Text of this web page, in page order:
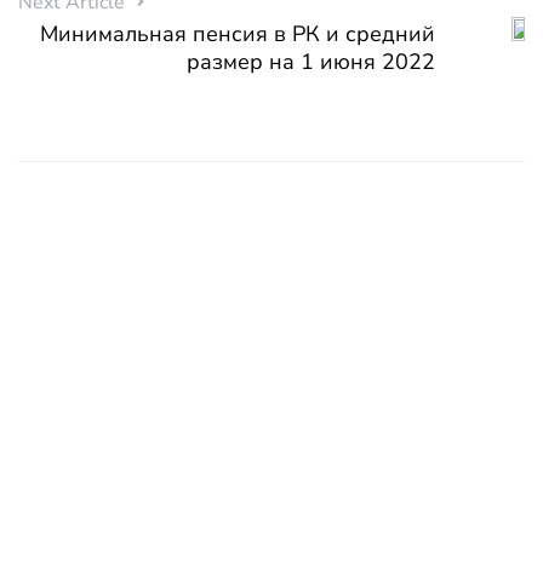
Минимальная пенсия в РК и средний
размер на 1 июня 2022